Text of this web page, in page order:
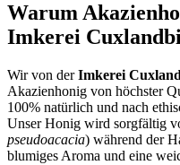
Warum
Imkerei
Wir von derImkerei
Akazienhonig von höchster
100% natürlich und nach
Unser Honig wird sorgfältig
pseudoacacia) während der
blumiges Aroma und eine